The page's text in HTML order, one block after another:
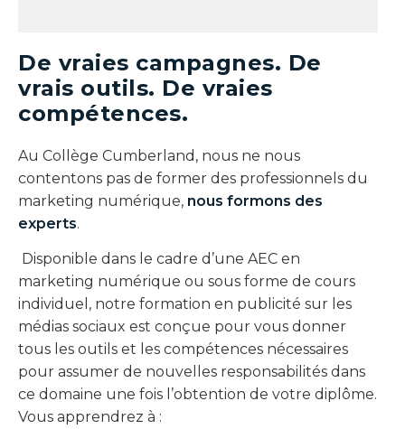
De vraies campagnes. De
vrais outils. De vraies
compétences.
Au Collège Cumberland, nous ne nous
contentons pas de former des professionnels du
marketing numérique, nous formons des
experts.
Disponible dans le cadre d’une AEC en
marketing numérique ou sous forme de cours
individuel, notre formation en publicité sur les
médias sociaux est conçue pour vous donner
tous les outils et les compétences nécessaires
pour assumer de nouvelles responsabilités dans
ce domaine une fois l’obtention de votre diplôme.
Vous apprendrez à :